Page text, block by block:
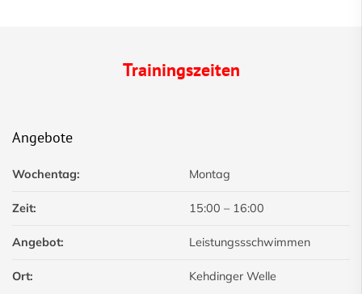
Trainingszeiten
Angebote
Wochentag: Montag
Zeit: 15:00 – 16:00
Angebot: Leistungssschwimmen
Ort: Kehdinger Welle